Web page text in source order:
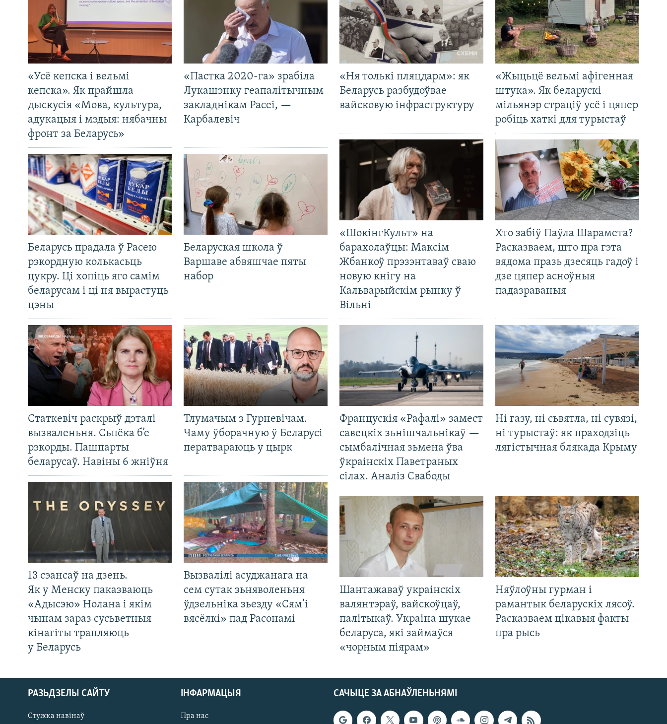
«Усё кепска і вельмі
кепска». Як прайшла
дыскусія «Мова, культура,
адукацыя і мэдыя: нябачны
фронт за Беларусь»
«Пастка 2020-га» зрабіла
Лукашэнку геапалітычным
закладнікам Расеі, —
Карбалевіч
Беларусь прадала ў Расею
рэкордную колькасьць
цукру. Ці хопіць яго самім
беларусам і ці ня вырастуць
цэны
Беларуская школа ў
Варшаве абвяшчае пяты
набор
Статкевіч раскрыў дэталі
вызваленьня. Сьпёка б’е
рэкорды. Пашпарты
беларусаў. Навіны 6 жніўня
Тлумачым з Гурневічам.
Чаму ўборачную ў Беларусі
ператвараюць у цырк
13 сэансаў на дзень.
Як у Менску паказваюць
«Адысэю» Нолана і якім
чынам зараз сусьветныя
кінагіты трапляюць
у Беларусь
Вызвалілі асуджанага на
сем сутак зьняволеньня
ўдзельніка зьезду «Сям’і
вясёлкі» пад Расонамі
«Ня толькі пляцдарм»: як
Беларусь разбудоўвае
вайсковую інфраструктуру
«Жыцьцё вельмі афігенная
штука». Як беларускі
мільянэр страціў усё і цяпер
робіць хаткі для турыстаў
«ШокінгКульт» на
барахолаўцы: Максім
Жбанкоў прэзэнтаваў сваю
новую кнігу на
Кальварыйскім рынку ў
Вільні
Хто забіў Паўла Шарамета?
Расказваем, што пра гэта
вядома празь дзесяць гадоў і
дзе цяпер асноўныя
падазраваныя
Францускія «Рафалі» замест
савецкіх зьнішчальнікаў —
сымбалічная зьмена ўва
ўкраінскіх Паветраных
сілах. Аналіз Свабоды
Ні газу, ні сьвятла, ні сувязі,
ні турыстаў: як праходзіць
лягістычная блякада Крыму
Шантажаваў украінскіх
валянтэраў, вайскоўцаў,
палітыкаў. Украіна шукае
беларуса, які займаўся
«чорным піярам»
Няўлоўны гурман і
рамантык беларускіх лясоў.
Расказваем цікавыя факты
пра рысь
САЧЫЦЕ ЗА АБНАЎЛЕНЬНЯМІ
РАЗЬДЗЕЛЫ САЙТУ
Стужка навінаў
ІНФАРМАЦЫЯ
Пра нас